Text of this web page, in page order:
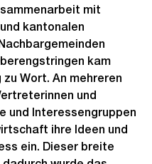
mit
kantonalen
kam
Wort. An mehreren
und
und Interessengruppen
ihre Ideen und
ein. Dieser breite